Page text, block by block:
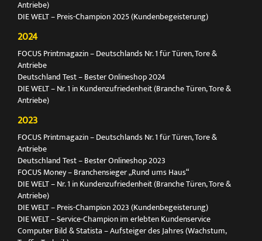
Antriebe)
DIE WELT – Preis-Champion 2025 (Kundenbegeisterung)
2024
FOCUS Printmagazin – Deutschlands Nr. 1 für Türen, Tore &
Antriebe
Deutschland Test – Bester Onlineshop 2024
DIE WELT – Nr. 1 in Kundenzufriedenheit (Branche Türen, Tore &
Antriebe)
2023
FOCUS Printmagazin – Deutschlands Nr. 1 für Türen, Tore &
Antriebe
Deutschland Test – Bester Onlineshop 2023
FOCUS Money – Branchensieger „Rund ums Haus“
DIE WELT – Nr. 1 in Kundenzufriedenheit (Branche Türen, Tore &
Antriebe)
DIE WELT – Preis-Champion 2023 (Kundenbegeisterung)
DIE WELT – Service-Champion im erlebten Kundenservice
Computer Bild & Statista – Aufsteiger des Jahres (Wachstum,